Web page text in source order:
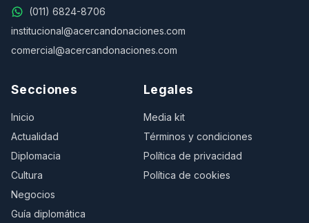
(011) 6824-8706
institucional@acercandonaciones.com
comercial@acercandonaciones.com
Secciones
Inicio
Actualidad
Diplomacia
Cultura
Negocios
Guía diplomática
Legales
Media kit
Términos y condiciones
Política de privacidad
Política de cookies